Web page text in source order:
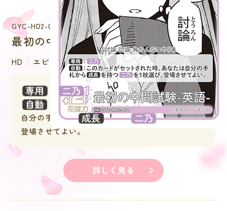
GYC-HD2-011
最初の中間試験-英語-
HD エピソード
：このカードがセットされた時、あなたは
自分の手札から
を持つ
を１枚選び、
登場させてよい。
詳しく見る